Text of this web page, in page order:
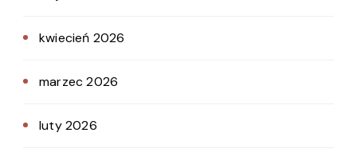
kwiecień 2026
marzec 2026
luty 2026